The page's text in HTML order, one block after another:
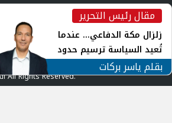
مقال رئيس التحرير
زلزال مكة الدفاعي... عندما
تُعيد السياسة ترسيم حدود
الأمن القومي العربي
بقلم ياسر بركات
صحة وجمال
عرب وعالم حوادث ومحاكم
العدد الورقي
من نحن
سياسة الخصوصية
©2024 الموجز All Rights Reserved.